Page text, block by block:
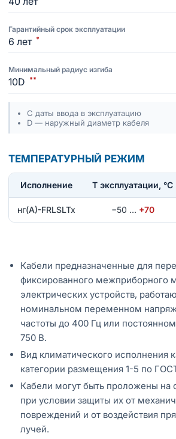
Гарантийный срок эксплуатации
6 лет *
Минимальный радиус изгиба
10D **
С даты ввода в эксплуатацию
D — наружный диаметр кабеля
ТЕМПЕРАТУРНЫЙ РЕЖИМ
Исполнение T эксплуатации, °С
нг(А)-FRLSLTx −50 … +70
Кабели предназначенные для
фиксированного межприборного
электрических устройств,
номинальном переменном
частоты до 400 Гц или
750 В.
Вид климатического исполнения
категории размещения 1-5 по
Кабели могут быть проложены на
при условии защиты их от
повреждений и от воздействия
лучей.